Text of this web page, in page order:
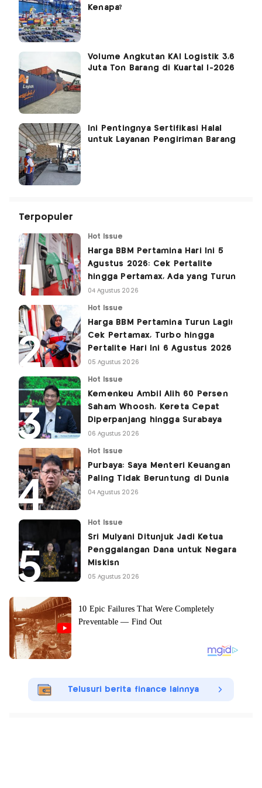
Kenapa?
Volume Angkutan KAI Logistik 3,6
Juta Ton Barang di Kuartal I-2026
Ini Pentingnya Sertifikasi Halal
untuk Layanan Pengiriman Barang
Terpopuler
Hot Issue
Harga BBM Pertamina Hari Ini 5
Agustus 2026: Cek Pertalite
hingga Pertamax, Ada yang Turun
04 Agustus 2026
Hot Issue
Harga BBM Pertamina Turun Lagi!
Cek Pertamax, Turbo hingga
Pertalite Hari Ini 6 Agustus 2026
05 Agustus 2026
Hot Issue
Kemenkeu Ambil Alih 60 Persen
Saham Whoosh, Kereta Cepat
Diperpanjang hingga Surabaya
06 Agustus 2026
Hot Issue
Purbaya: Saya Menteri Keuangan
Paling Tidak Beruntung di Dunia
04 Agustus 2026
Hot Issue
Sri Mulyani Ditunjuk Jadi Ketua
Penggalangan Dana untuk Negara
Miskisn
05 Agustus 2026
Telusuri berita finance lainnya